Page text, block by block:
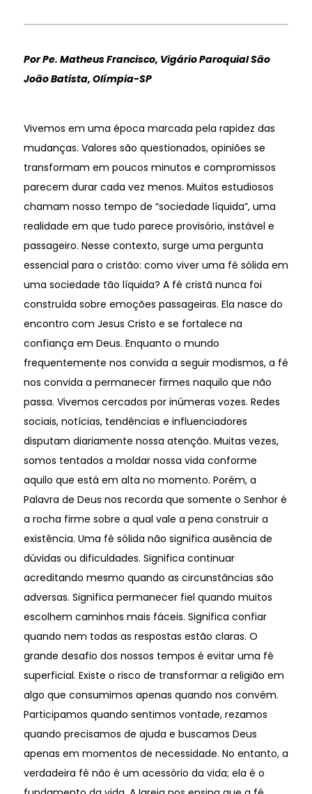
Por Pe. Matheus Francisco, Vigário Paroquial São
João Batista, Olímpia-SP
Vivemos em uma época marcada pela rapidez das
mudanças. Valores são questionados, opiniões se
transformam em poucos minutos e compromissos
parecem durar cada vez menos. Muitos estudiosos
chamam nosso tempo de “sociedade líquida”, uma
realidade em que tudo parece provisório, instável e
passageiro. Nesse contexto, surge uma pergunta
essencial para o cristão: como viver uma fé sólida em
uma sociedade tão líquida? A fé cristã nunca foi
construída sobre emoções passageiras. Ela nasce do
encontro com Jesus Cristo e se fortalece na
confiança em Deus. Enquanto o mundo
frequentemente nos convida a seguir modismos, a fé
nos convida a permanecer firmes naquilo que não
passa. Vivemos cercados por inúmeras vozes. Redes
sociais, notícias, tendências e influenciadores
disputam diariamente nossa atenção. Muitas vezes,
somos tentados a moldar nossa vida conforme
aquilo que está em alta no momento. Porém, a
Palavra de Deus nos recorda que somente o Senhor é
a rocha firme sobre a qual vale a pena construir a
existência. Uma fé sólida não significa ausência de
dúvidas ou dificuldades. Significa continuar
acreditando mesmo quando as circunstâncias são
adversas. Significa permanecer fiel quando muitos
escolhem caminhos mais fáceis. Significa confiar
quando nem todas as respostas estão claras. O
grande desafio dos nossos tempos é evitar uma fé
superficial. Existe o risco de transformar a religião em
algo que consumimos apenas quando nos convém.
Participamos quando sentimos vontade, rezamos
quando precisamos de ajuda e buscamos Deus
apenas em momentos de necessidade. No entanto, a
verdadeira fé não é um acessório da vida; ela é o